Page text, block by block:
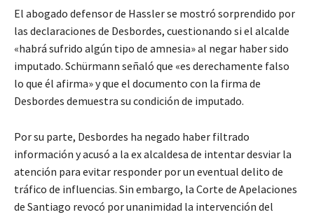
El abogado defensor de Hassler se mostró sorprendido por
las declaraciones de Desbordes, cuestionando si el alcalde
«habrá sufrido algún tipo de amnesia» al negar haber sido
imputado. Schürmann señaló que «es derechamente falso
lo que él afirma» y que el documento con la firma de
Desbordes demuestra su condición de imputado.
Por su parte, Desbordes ha negado haber filtrado
información y acusó a la ex alcaldesa de intentar desviar la
atención para evitar responder por un eventual delito de
tráfico de influencias. Sin embargo, la Corte de Apelaciones
de Santiago revocó por unanimidad la intervención del